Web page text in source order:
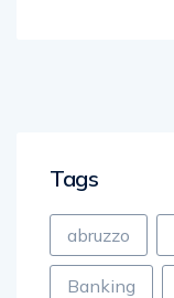
Tags
abruzzo
Banking